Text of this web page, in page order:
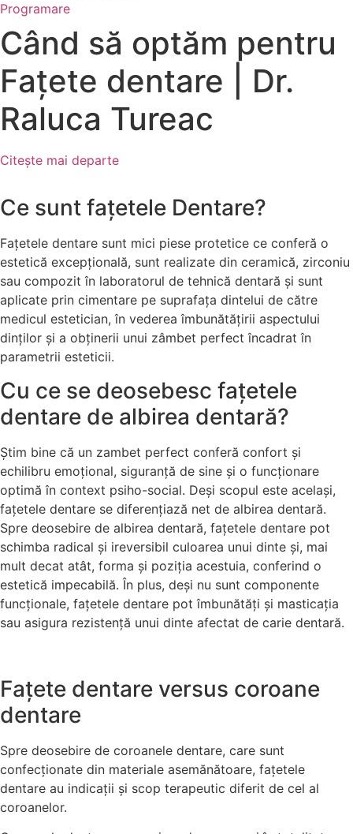
Programare
Când să optăm pentru
Fațete dentare | Dr.
Raluca Tureac
Citește mai departe
Ce sunt fațetele Dentare?
Fațetele dentare sunt mici piese protetice ce conferă o
estetică excepțională, sunt realizate din ceramică, zirconiu
sau compozit în laboratorul de tehnică dentară și sunt
aplicate prin cimentare pe suprafața dintelui de către
medicul estetician, în vederea îmbunătățirii aspectului
dinților și a obținerii unui zâmbet perfect încadrat în
parametrii esteticii.
Cu ce se deosebesc fațetele
dentare de albirea dentară?
Știm bine că un zambet perfect conferă confort și
echilibru emoțional, siguranță de sine și o funcționare
optimă în context psiho-social. Deși scopul este același,
fațetele dentare se diferențiază net de albirea dentară.
Spre deosebire de albirea dentară, fațetele dentare pot
schimba radical și ireversibil culoarea unui dinte și, mai
mult decat atât, forma și poziția acestuia, conferind o
estetică impecabilă. În plus, deși nu sunt componente
funcționale, fațetele dentare pot îmbunătăți și masticația
sau asigura rezistență unui dinte afectat de carie dentară.
Fațete dentare versus coroane
dentare
Spre deosebire de coroanele dentare, care sunt
confecționate din materiale asemănătoare, fațetele
dentare au indicații și scop terapeutic diferit de cel al
coroanelor.